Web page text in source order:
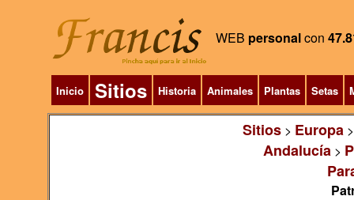
WEB personalcon
Inicio Sitios Historia Animales Plantas Setas
Sitios> Europa
Andalucía >